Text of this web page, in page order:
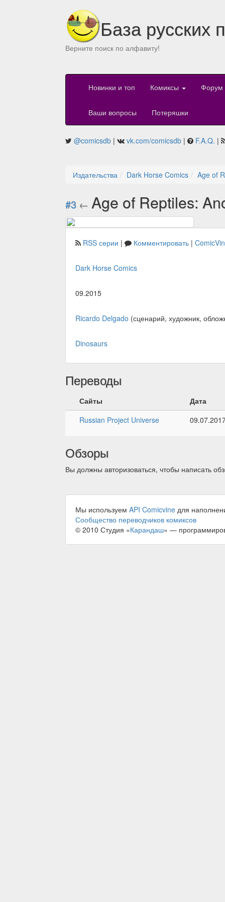
База русских
Верните поиск по алфавиту!
Новинки и топ Комиксы Форум
Ваши вопросы Потеряшки
@comicsdb | vk.com/comicsdb | F.A.Q. |
Издательства Dark Horse Comics Age of
#3 ← Age of Reptiles:
RSS серии | Комментировать |
Dark Horse Comics
09.2015
Ricardo Delgado (сценарий, художник,
Dinosaurs
Переводы
Сайты
Дата
Russian Project Universe
Обзоры
Вы должны авторизоваться, чтобы написать
Мы используем API Comicvine для
Сообщество переводчиков комиксов
© 2010 Студия «Карандаш» —